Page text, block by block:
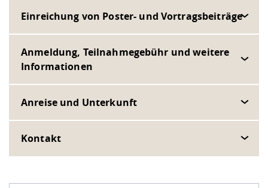
Einreichung von Poster- und Vortragsbeiträge
Anmeldung, Teilnahmegebühr und weitere
Informationen
Anreise und Unterkunft
Kontakt